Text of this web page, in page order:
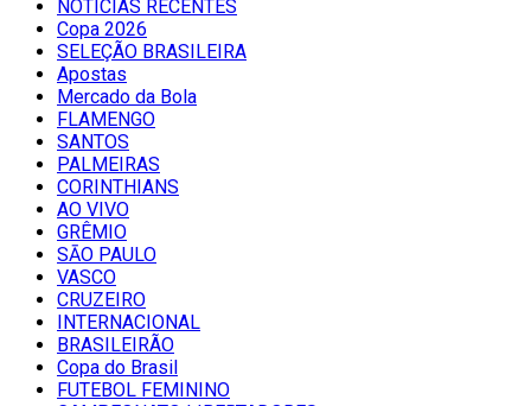
NOTÍCIAS RECENTES
Copa 2026
SELEÇÃO BRASILEIRA
Apostas
Mercado da Bola
FLAMENGO
SANTOS
PALMEIRAS
CORINTHIANS
AO VIVO
GRÊMIO
SĀO PAULO
VASCO
CRUZEIRO
INTERNACIONAL
BRASILEIRÃO
Copa do Brasil
FUTEBOL FEMININO